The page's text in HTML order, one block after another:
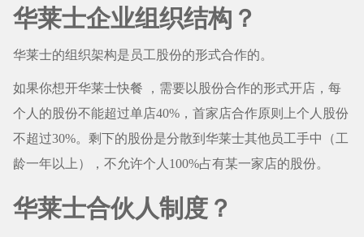
华莱士企业组织结构？
华莱士的组织架构是员工股份的形式合作的。
如果你想开华莱士快餐 ，需要以股份合作的形式开店，每
个人的股份不能超过单店40%，首家店合作原则上个人股份
不超过30%。剩下的股份是分散到华莱士其他员工手中（工
龄一年以上），不允许个人100%占有某一家店的股份。
华莱士合伙人制度？